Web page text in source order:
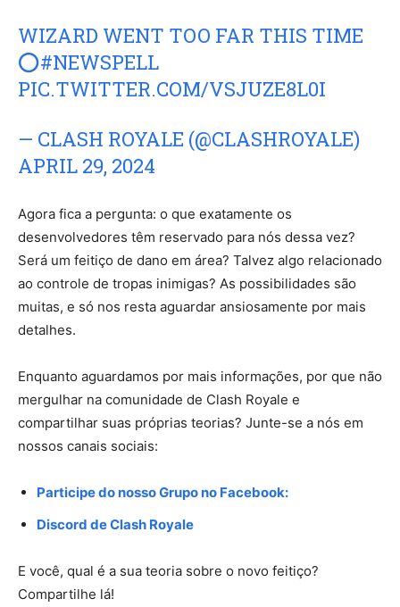
WIZARD WENT TOO FAR THIS TIME
⭕️#NEWSPELL
PIC.TWITTER.COM/VSJUZE8L0I
— CLASH ROYALE (@CLASHROYALE)
APRIL 29, 2024
Agora fica a pergunta: o que exatamente os
desenvolvedores têm reservado para nós dessa vez?
Será um feitiço de dano em área? Talvez algo relacionado
ao controle de tropas inimigas? As possibilidades são
muitas, e só nos resta aguardar ansiosamente por mais
detalhes.
Enquanto aguardamos por mais informações, por que não
mergulhar na comunidade de Clash Royale e
compartilhar suas próprias teorias? Junte-se a nós em
nossos canais sociais:
Participe do nosso Grupo no Facebook:
Discord de Clash Royale
E você, qual é a sua teoria sobre o novo feitiço?
Compartilhe lá!